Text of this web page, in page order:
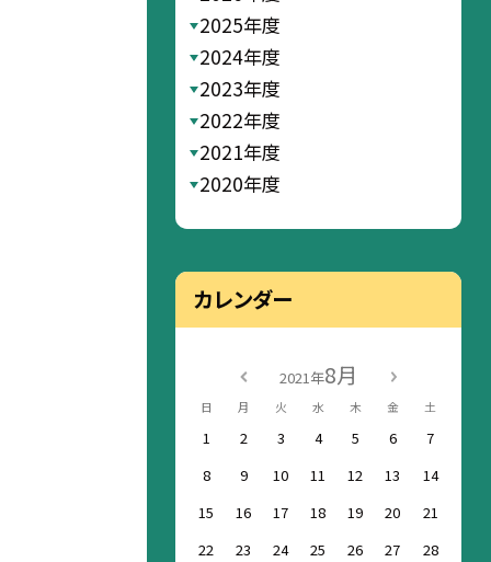
2025年度
2024年度
2023年度
2022年度
2021年度
2020年度
カレンダー
2021年8月
日 月 火 水 木 金 土
1 2 3 4 5 6
7
8
9 10 11 12 13
14
15
16 17 18 19 20
21
22
23 24 25 26 27
28